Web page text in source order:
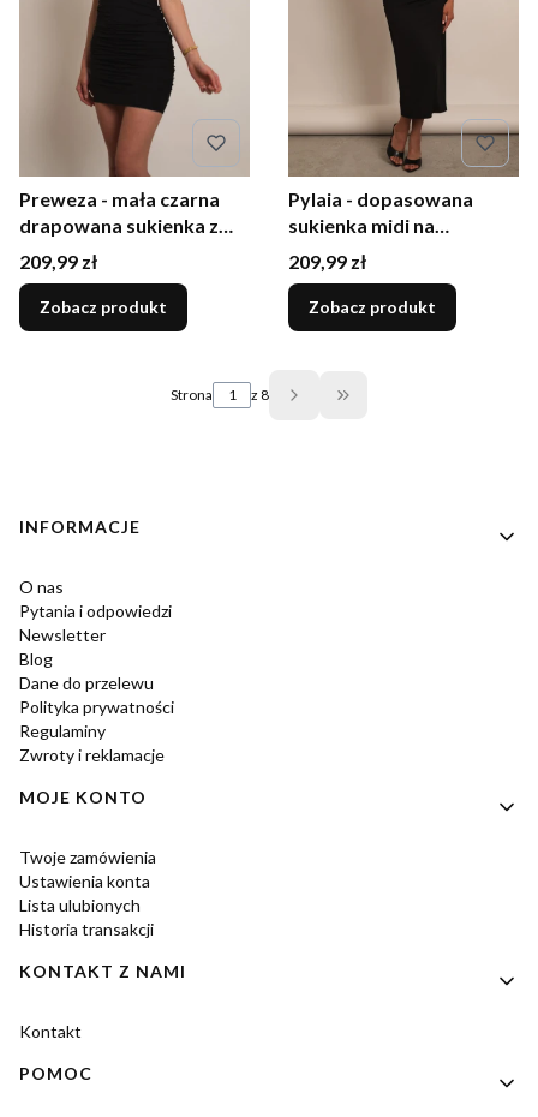
Preweza - mała czarna
drapowana sukienka z
różą
Cena
209,99 zł
Zobacz produkt
Pylaia - dopasowana
sukienka midi na
grubszych ramiączkach z
dekoltem karo czarna
Cena
209,99 zł
Zobacz produkt
Strona z 8 Przejdź do ostatniej
Linki w stopce
INFORMACJE
O nas
Pytania i odpowiedzi
Newsletter
Blog
Dane do przelewu
Polityka prywatności
Regulaminy
Zwroty i reklamacje
MOJE KONTO
Twoje zamówienia
Ustawienia konta
Lista ulubionych
Historia transakcji
KONTAKT Z NAMI
Kontakt
POMOC